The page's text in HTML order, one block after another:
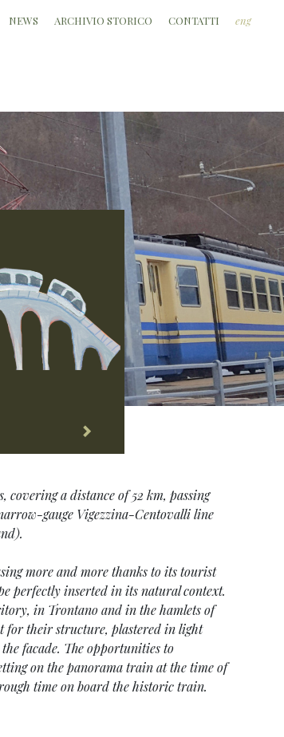
NEWS ARCHIVIO STORICO CONTATTI eng
covering a distance of 52 km, passing
gauge Vigezzina-Centovalli line
more and more thanks to its tourist
perfectly inserted in its natural context.
in Trontano and in the hamlets of
for their structure, plastered in light
facade. The opportunities to
on the panorama train at the time of
time on board the historic train.